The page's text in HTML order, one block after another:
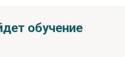
обучение